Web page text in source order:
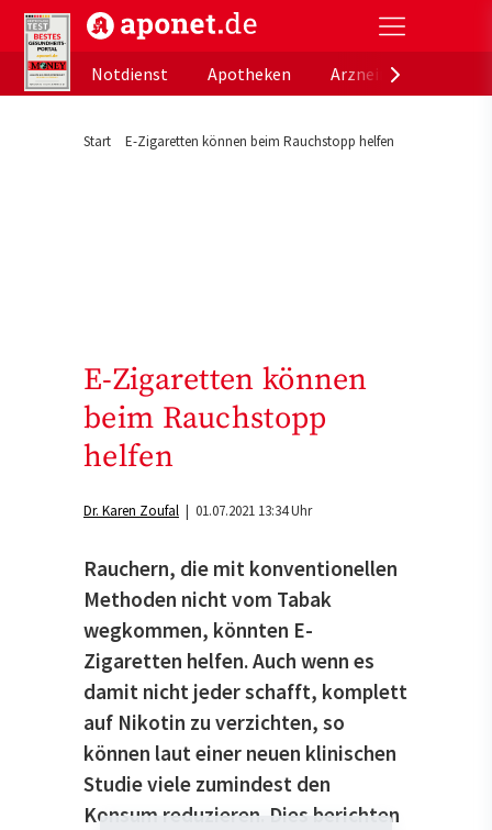
aponet.de - Das offizielle Gesundheitsportal der
Notdienst
Apotheken
Start E-Zigaretten können beim Rauchstopp helfen
E-Zigaretten können
beim Rauchstopp
helfen
Dr. Karen Zoufal | 01.07.2021 13:34 Uhr
Rauchern, die mit konventionellen
Methoden nicht vom Tabak
wegkommen, könnten E-
Zigaretten helfen. Auch wenn es
damit nicht jeder schafft, komplett
auf Nikotin zu verzichten, so
können laut einer neuen klinischen
Studie viele zumindest den
Konsum reduzieren. Dies berichten